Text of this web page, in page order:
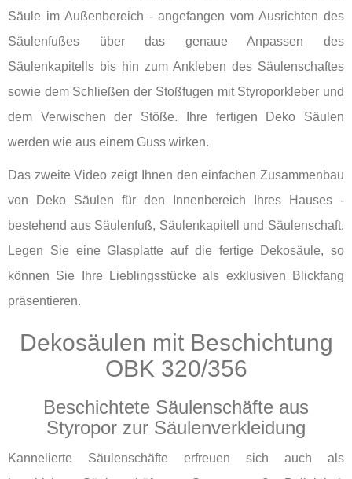
Säule im Außenbereich - angefangen vom Ausrichten des
Säulenfußes über das genaue Anpassen des
Säulenkapitells bis hin zum Ankleben des Säulenschaftes
sowie dem Schließen der Stoßfugen mit Styroporkleber und
dem Verwischen der Stöße. Ihre fertigen Deko Säulen
werden wie aus einem Guss wirken.
Das zweite Video zeigt Ihnen den einfachen Zusammenbau
von Deko Säulen für den Innenbereich Ihres Hauses -
bestehend aus Säulenfuß, Säulenkapitell und Säulenschaft.
Legen Sie eine Glasplatte auf die fertige Dekosäule, so
können Sie Ihre Lieblingsstücke als exklusiven Blickfang
präsentieren.
Dekosäulen mit Beschichtung
OBK 320/356
Beschichtete Säulenschäfte aus
Styropor zur Säulenverkleidung
Kannelierte Säulenschäfte erfreuen sich auch als